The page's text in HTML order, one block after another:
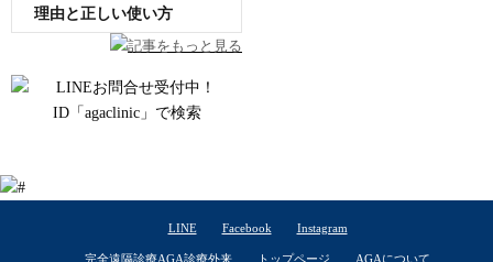
理由と正しい使い方
記事をもっと見る
LINE Facebook Instagram
完全遠隔診療AGA診療外来 トップページ AGAについて